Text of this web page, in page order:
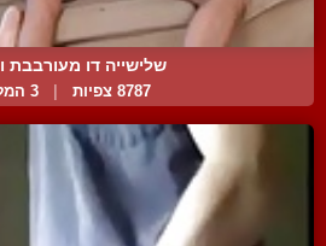
שלישייה דו מעורבבת
8787 צפיות 3 המלצות